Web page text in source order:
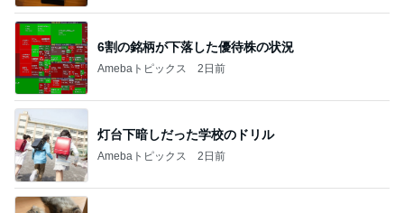
6割の銘柄が下落した優待株の状況
Amebaトピックス 2日前
灯台下暗しだった学校のドリル
Amebaトピックス 2日前